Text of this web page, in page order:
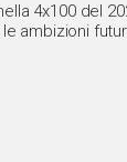
4x100 del
ambizioni